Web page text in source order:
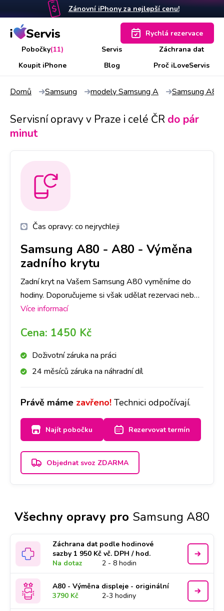
Zánovní iPhony za nejlepší cenu!
Pobočky(11) Servis
Záchrana dat
Koupit iPhone
Blog Proč iLoveServis
Rychlá rezervace
Domů Samsung modely Samsung A Samsung A80
Servisní opravy v Praze i celé ČR do pár
minut
Čas opravy: co nejrychleji
Samsung A80 - A80 - Výměna
zadního krytu
Zadní kryt na Vašem Samsung A80 vyměníme do
hodiny. Doporučujeme si však udělat rezervaci nebo
zavolat na vybranou pobočku, ať pro Vás máme
Více informací
Cena: 1450 Kč
Doživotní záruka na práci
24 měsíců záruka na náhradní díl
Právě máme zavřeno! Technici odpočívají.
Najít pobočku Rezervovat termín
Objednat svoz ZDARMA
Všechny opravy pro Samsung A80
Záchrana dat podle hodinové
sazby 1 950 Kč vč. DPH / hod.
Na dotaz
2 - 8 hodin
A80 - Výměna displeje - originální
3790 Kč
2-3 hodiny